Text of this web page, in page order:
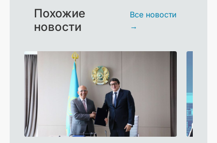
Похожие
новости
Все новости
→